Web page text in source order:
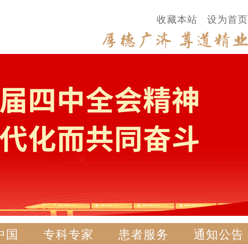
收藏本站 设为首页
国 专科专家 患者服务 通知公告